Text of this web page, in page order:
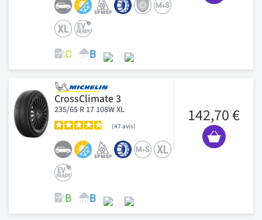
CrossClimate 3
235/65 R 17 108W XL
47 avis
142,70 €